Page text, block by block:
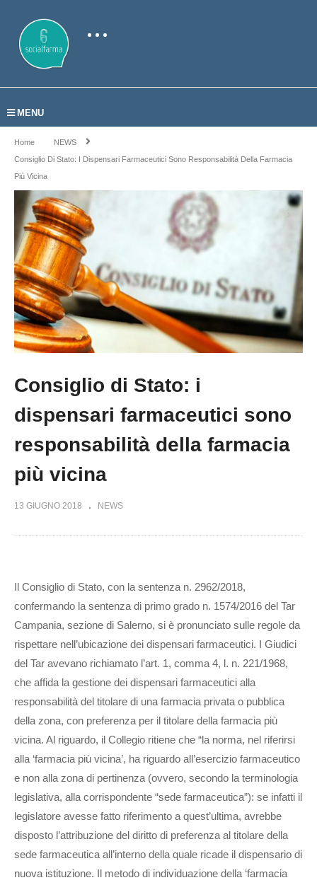
MENU
Home
NEWS
Consiglio Di Stato: I Dispensari Farmaceutici Sono Responsabilità Della Farmacia
Più Vicina
Consiglio di Stato: i
dispensari farmaceutici sono
responsabilità della farmacia
più vicina
13 GIUGNO 2018 NEWS
Il Consiglio di Stato, con la sentenza n. 2962/2018,
confermando la sentenza di primo grado n. 1574/2016 del Tar
Campania, sezione di Salerno, si è pronunciato sulle regole da
rispettare nell’ubicazione dei dispensari farmaceutici. I Giudici
del Tar avevano richiamato l’art. 1, comma 4, l. n. 221/1968,
che affida la gestione dei dispensari farmaceutici alla
responsabilità del titolare di una farmacia privata o pubblica
della zona, con preferenza per il titolare della farmacia più
vicina. Al riguardo, il Collegio ritiene che “la norma, nel riferirsi
alla ‘farmacia più vicina’, ha riguardo all’esercizio farmaceutico
e non alla zona di pertinenza (ovvero, secondo la terminologia
legislativa, alla corrispondente “sede farmaceutica”): se infatti il
legislatore avesse fatto riferimento a quest’ultima, avrebbe
disposto l’attribuzione del diritto di preferenza al titolare della
sede farmaceutica all’interno della quale ricade il dispensario di
nuova istituzione. Il metodo di individuazione della ‘farmacia